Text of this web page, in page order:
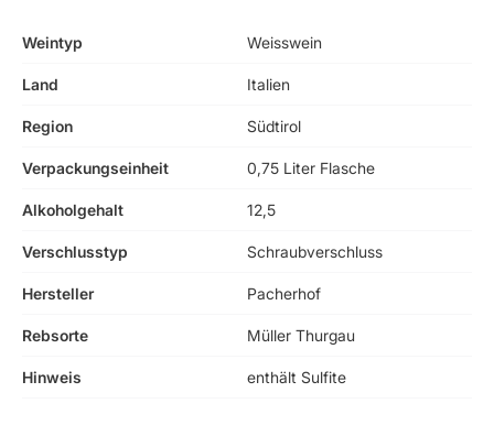
Weintyp Weisswein
Land Italien
Region Südtirol
Verpackungseinheit 0,75 Liter Flasche
Alkoholgehalt 12,5
Verschlusstyp Schraubverschluss
Hersteller Pacherhof
Rebsorte Müller Thurgau
Hinweis enthält Sulfite